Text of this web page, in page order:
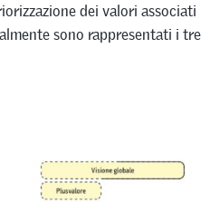
dei valori associati
sono rappresentati i tre